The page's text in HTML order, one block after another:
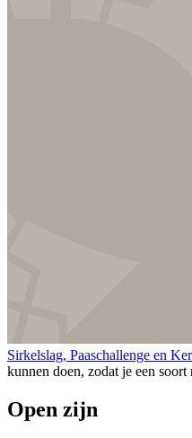
Sirkelslag, Paaschallenge en
kunnen doen, zodat je een
Open zijn